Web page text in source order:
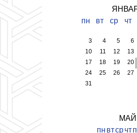
пн
вт ср чт
3
4 5 6
10
11 12 13
17
18 19 20
24
25 26 27
31
МАЙ
пн втсрчт